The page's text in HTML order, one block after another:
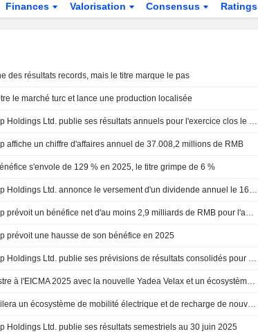
Finances Valorisation Consensus Ratings
des résultats records, mais le titre marque le pas
le marché turc et lance une production localisée
Yadea Group Holdings Ltd. publie ses résultats annuels pour l'exercice clos le 31 décembre 2025
affiche un chiffre d'affaires annuel de 37.008,2 millions de RMB
s'envole de 129 % en 2025, le titre grimpe de 6 %
Yadea Group Holdings Ltd. annonce le versement d'un dividende annuel le 16 juillet 2026
Yadea Group prévoit un bénéfice net d'au moins 2,9 milliards de RMB pour l'année
prévoit une hausse de son bénéfice en 2025
Yadea Group Holdings Ltd. publie ses prévisions de résultats consolidés pour l'exercice clos le 31 décembre 2025
Yadea s'illustre à l'EICMA 2025 avec la nouvelle Yadea Velax et un écosystème de recharge complet
Yadea dévoilera un écosystème de mobilité électrique et de recharge de nouvelle génération à l'EICMA 2025
Holdings Ltd. publie ses résultats semestriels au 30 juin 2025